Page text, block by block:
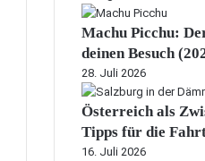
Machu Picchu:
deinen Besuch
28. Juli 2026
Österreich als
Tipps für die
16. Juli 2026